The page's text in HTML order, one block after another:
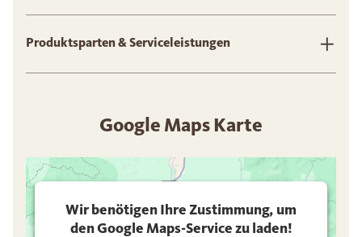
Produktsparten & Serviceleistungen
Google Maps Karte
Wir benötigen Ihre Zustimmung, um
den Google Maps-Service zu laden!